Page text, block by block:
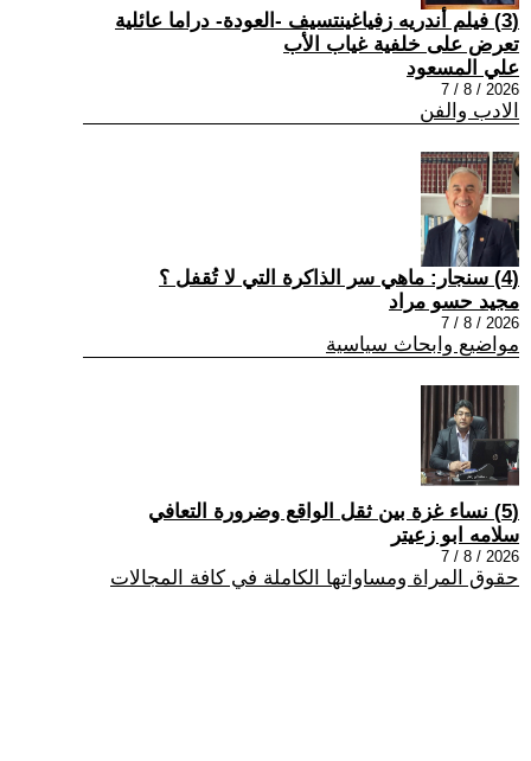
(3) فيلم أندريه زفياغينتسيف -العودة- دراما عائلية
تعرض على خلفية غياب الأب
علي المسعود
2026 / 8 / 7
الادب والفن
(4) سنجار: ماهي سر الذاكرة التي لا تُقفل ؟
مجيد حسو مراد
2026 / 8 / 7
مواضيع وابحاث سياسية
(5) نساء غزة بين ثقل الواقع وضرورة التعافي
سلامه ابو زعيتر
2026 / 8 / 7
حقوق المراة ومساواتها الكاملة في كافة المجالات